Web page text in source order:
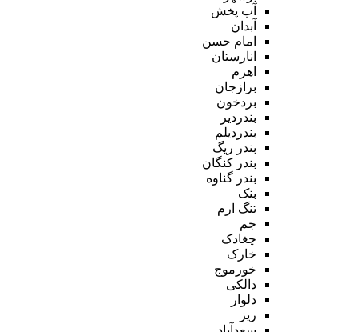
آب پخش
آبدان
امام حسن
انارستان
اهرم
برازجان
بردخون
بندردیر
بندردیلم
بندر ریگ
بندر کنگان
بندر گناوه
بنک
تنگ ارم
جم
چغادک
خارک
خورموج
دالکی
دلوار
ریز